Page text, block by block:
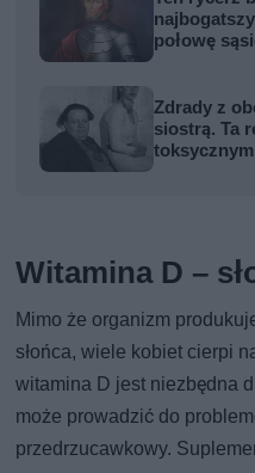
połowę
Zdrady z
siostrą. Ta
Witamina D –
Mimo że organizm
słońca, wiele kobiet cierpi
witamina D jest niezbędna
może prowadzić do
przedrzucawkowy.